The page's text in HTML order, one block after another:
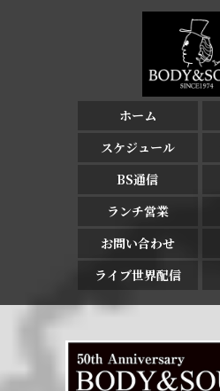
ホーム
スケジュール
BS通信
ランチ営業
お問い合わせ
ライブ世界配信